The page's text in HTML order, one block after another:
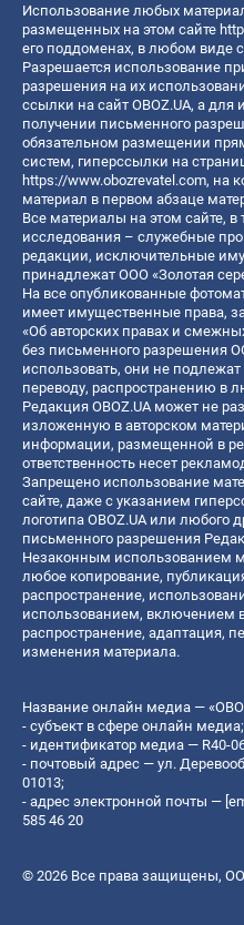
Использование любых
размещенных на этом сайте
его поддоменах, в любом виде
Разрешается использование
разрешения на их
ссылки на сайт OBOZ.UA, а для
получении письменного
обязательном размещении
систем, гиперссылки на
https://www.obozrevatel.com, на
материал в первом абзаце
Все материалы на этом сайте,
исследования – служебные
редакции, исключительные
принадлежат ООО «Золотая
На все опубликованные
имеет имущественные права,
«Об авторских правах и
без письменного разрешения
использовать, они не
переводу, распространению в
Редакция OBOZ.UA может не
изложенную в авторском
информации, размещенной в
ответственность несет
Запрещено использование
сайте, даже с указанием
логотипа OBOZ.UA или любого
письменного разрешения
Незаконным использованием
любое копирование,
распространение,
использованием, включением в
распространение, адаптация,
изменения материала.
Название онлайн медиа —
- субъект в сфере онлайн медиа;
- идентификатор медиа — R40-
- почтовый адрес — ул.
01013;
- адрес электронной почты —
585 46 20
© 2026 Все права защищены,